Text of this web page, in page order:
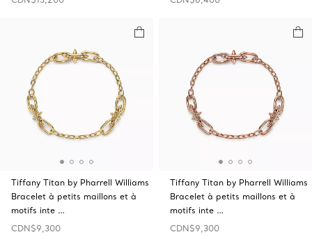
Tiffany Titan by Pharrell Williams
Bracelet à petits maillons et à
motifs inte …
CDN$9,300
Tiffany Titan by Pharrell Williams
Bracelet à petits maillons et à
motifs inte …
CDN$9,300